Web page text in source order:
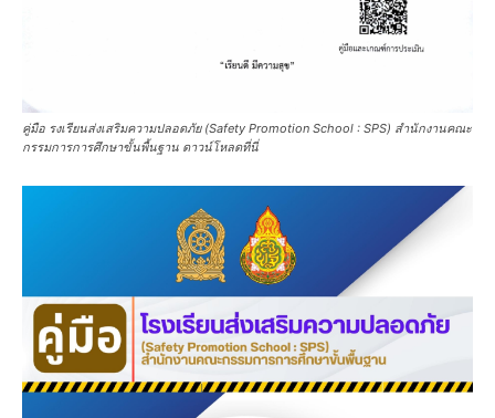
คู่มือ รงเรียนส่งเสริมความปลอดภัย (Safety Promotion School : SPS) สำนักงานคณะ
กรรมการการศึกษาขั้นพื้นฐาน ดาวน์โหลดที่นี่